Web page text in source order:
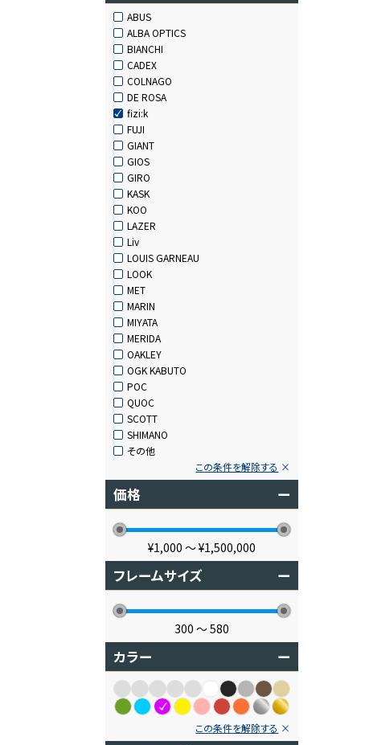
ABUS
ALBA OPTICS
BIANCHI
CADEX
COLNAGO
DE ROSA
fizi:k
FUJI
GIANT
GIOS
GIRO
KASK
KOO
LAZER
Liv
LOUIS GARNEAU
LOOK
MET
MARIN
MIYATA
MERIDA
OAKLEY
OGK KABUTO
POC
QUOC
SCOTT
SHIMANO
その他
この条件を解除する
価格 ー
¥1,000 〜¥1,500,000
フレームサイズ ー
300 〜580
カラー ー
この条件を解除する